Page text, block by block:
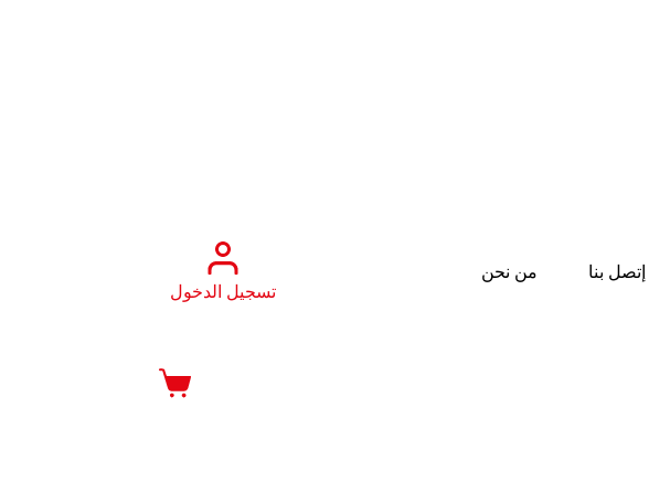
إتصل بنا
من نحن
تسجيل الدخول
عربة